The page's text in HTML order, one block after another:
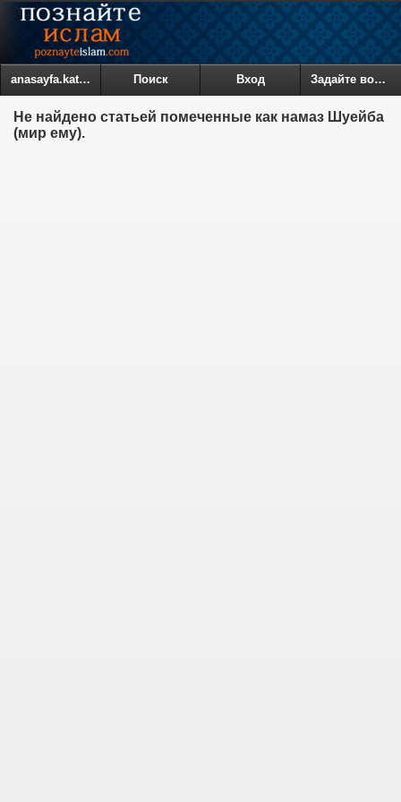
anasayfa.kategoriler Поиск Вход Задайте вопрос
Не найдено статьей помеченные как намаз Шуейба
(мир ему).